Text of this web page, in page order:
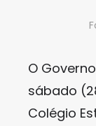
O
sábado
Colégio